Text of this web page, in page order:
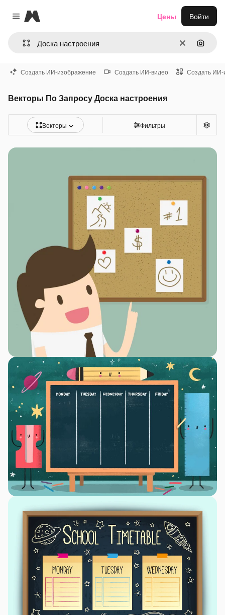
Close menu
Magnific
ОчиститьПоиск
Цены Войти
Создать ИИ-изображение Создать ИИ-видео Создать ИИ-
Векторы По Запросу Доска настроения
Векторы Фильтры